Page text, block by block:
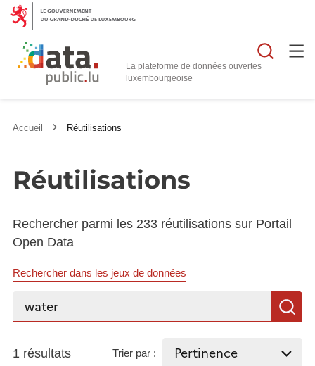
La plateforme de données ouvertes
Accueil Réutilisations
Réutilisations
Rechercher parmi les 233 réutilisations sur Portail
Open Data
Rechercher dans les jeux de données
Rechercher...
1 résultats Trier par :